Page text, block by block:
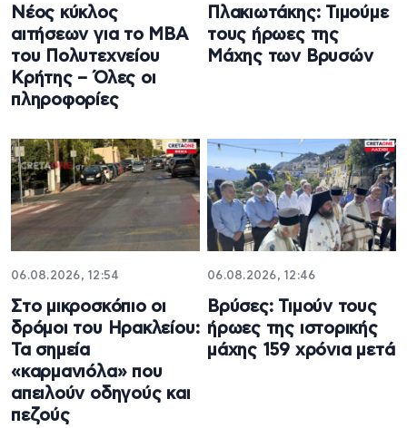
Νέος κύκλος
αιτήσεων για το MBA
του Πολυτεχνείου
Κρήτης – Όλες οι
πληροφορίες
Πλακιωτάκης: Τιμούμε
τους ήρωες της
Μάχης των Βρυσών
06.08.2026, 12:54
Στο μικροσκόπιο οι
δρόμοι του Ηρακλείου:
Τα σημεία
«καρμανιόλα» που
απειλούν οδηγούς και
πεζούς
06.08.2026, 12:46
Βρύσες: Τιμούν τους
ήρωες της ιστορικής
μάχης 159 χρόνια μετά